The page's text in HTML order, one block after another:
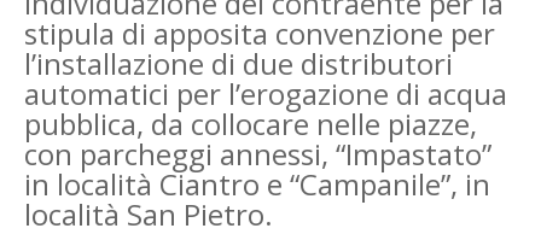
stipula di apposita convenzione per
l’installazione di due distributori
automatici per l’erogazione di acqua
pubblica, da collocare nelle piazze,
con parcheggi annessi, “Impastato”
in località Ciantro e “Campanile”, in
località San Pietro.